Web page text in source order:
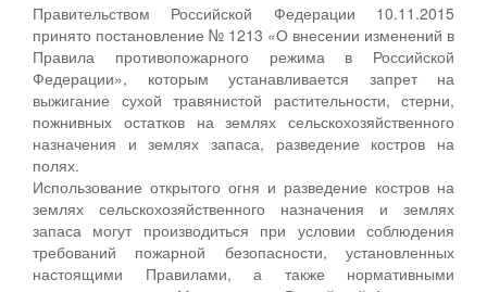
Правительством Российской Федерации 10.11.2015
принято постановление № 1213 «О внесении изменений в
Правила противопожарного режима в Российской
Федерации», которым устанавливается запрет на
выжигание сухой травянистой растительности, стерни,
пожнивных остатков на землях сельскохозяйственного
назначения и землях запаса, разведение костров на
полях.
Использование открытого огня и разведение костров на
землях сельскохозяйственного назначения и землях
запаса могут производиться при условии соблюдения
требований пожарной безопасности, установленных
настоящими Правилами, а также нормативными